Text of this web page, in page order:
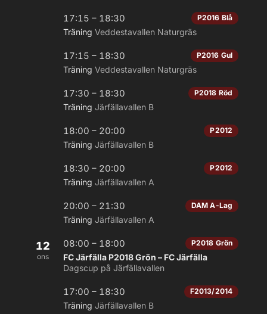
17:15 – 18:30 P2016 Blå
Träning Veddestavallen Naturgräs
17:15 – 18:30 P2016 Gul
Träning Veddestavallen Naturgräs
17:30 – 18:30 P2018 Röd
Träning Järfällavallen B
18:00 – 20:00 P2012
Träning Järfällavallen B
18:30 – 20:00 P2012
Träning Järfällavallen A
20:00 – 21:30 DAM A-Lag
Träning Järfällavallen A
12
ons
08:00 – 18:00 P2018 Grön
FC Järfälla P2018 Grön – FC Järfälla
Dagscup på Järfällavallen
17:00 – 18:30 F2013/2014
Träning Järfällavallen B